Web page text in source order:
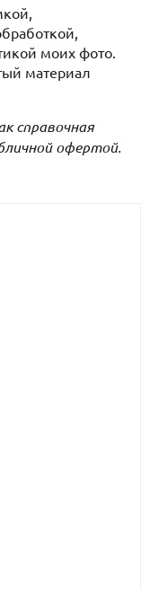
моих фото.
материал
справочная
офертой.